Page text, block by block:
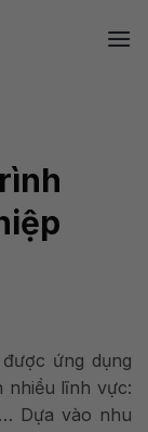
ứng dụng
nhiều lĩnh vực:
Dựa vào nhu